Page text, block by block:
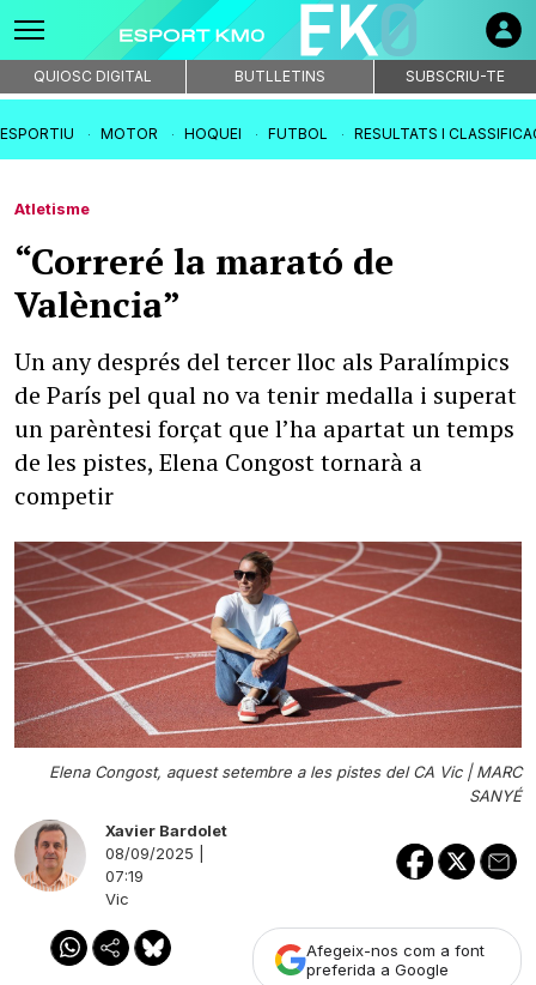
QUIOSC DIGITAL BUTLLETINS SUBSCRIU-TE
MOTOR HOQUEI FUTBOL RESULTATS I
Atletisme
“Correré la marató de
València”
Un any després del tercer lloc als Paralímpics
de París pel qual no va tenir medalla i superat
un parèntesi forçat que l’ha apartat un temps
de les pistes, Elena Congost tornarà a
competir
Elena Congost, aquest setembre a les pistes del CA Vic |MARC
SANYÉ
Xavier Bardolet
08/09/2025 |
07:19
Vic
Afegeix-nos com a font
preferida a Google